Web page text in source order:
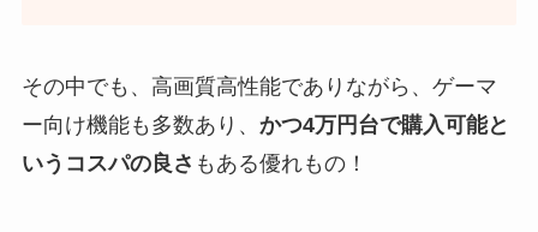
その中でも、高画質高性能でありながら、ゲーマ
ー向け機能も多数あり、 かつ4万円台で購入可能と
いうコスパの良さ もある優れもの！